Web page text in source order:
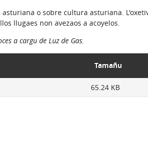
o sobre cultura asturiana.
llugaes non avezaos a acoyelos.
a cargu de Luz de Gas.
Tamañu
65.24 KB